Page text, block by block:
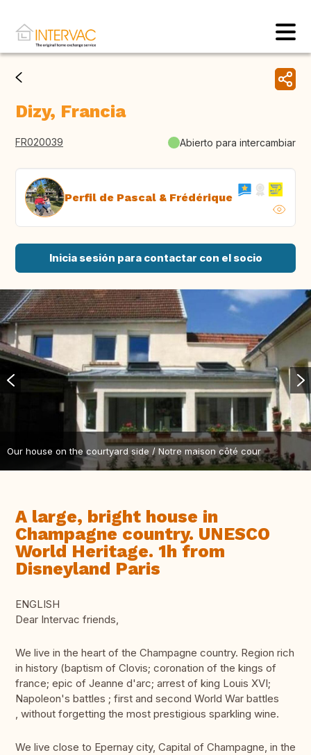
Dizy, Francia
FR020039 Abierto para intercambiar
Perfil de Pascal & Frédérique
Inicia sesión para contactar con el socio
Our house on the courtyard side / Notre maison côté cour
A large, bright house in
Champagne country. UNESCO
World Heritage. 1h from
Disneyland Paris
ENGLISH
Dear Intervac friends,
We live in the heart of the Champagne country. Region rich
in history (baptism of Clovis; coronation of the kings of
france; epic of Jeanne d'arc; arrest of king Louis XVI;
Napoleon's battles ; first and second World War battles
, without forgetting the most prestigious sparkling wine.
We live close to Epernay city, Capital of Champagne, in the